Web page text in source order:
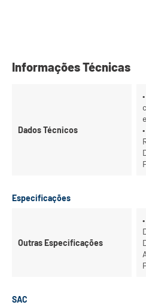
Informações Técnicas
Dados Técnicos
Especificações
Outras Especificações
SAC